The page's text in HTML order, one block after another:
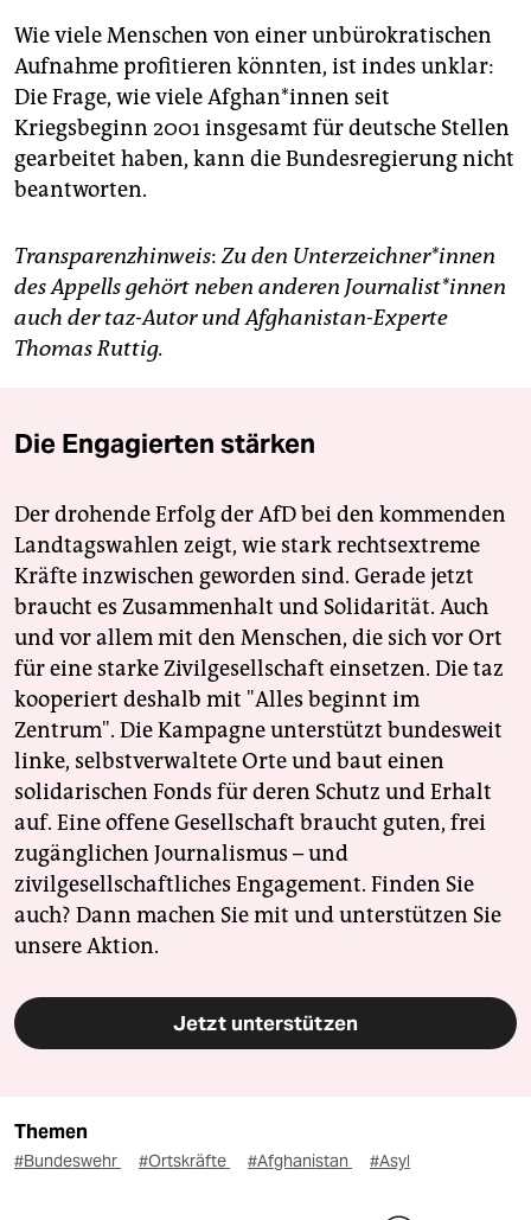
Wie viele Menschen von einer unbürokratischen
Aufnahme profitieren könnten, ist indes unklar:
Die Frage, wie viele Af­gha­n*in­nen seit
Kriegsbeginn 2001 insgesamt für deutsche Stellen
gearbeitet haben, kann die Bundesregierung nicht
beantworten.
Transparenzhinweis:Zu den Un­ter­zeich­ne­r*in­nen
des Appells gehört neben anderen Jour­na­lis­t*in­nen
auch der taz-Autor und Afghanistan-Experte
Thomas Ruttig.
Die Engagierten stärken
Der drohende Erfolg der AfD bei den kommenden
Landtagswahlen zeigt, wie stark rechtsextreme
Kräfte inzwischen geworden sind. Gerade jetzt
braucht es Zusammenhalt und Solidarität. Auch
und vor allem mit den Menschen, die sich vor Ort
für eine starke Zivilgesellschaft einsetzen. Die taz
kooperiert deshalb mit "Alles beginnt im
Zentrum". Die Kampagne unterstützt bundesweit
linke, selbstverwaltete Orte und baut einen
solidarischen Fonds für deren Schutz und Erhalt
auf. Eine offene Gesellschaft braucht guten, frei
zugänglichen Journalismus – und
zivilgesellschaftliches Engagement. Finden Sie
auch? Dann machen Sie mit und unterstützen Sie
unsere Aktion.
Jetzt unterstützen
Themen
#Bundeswehr #Ortskräfte #Afghanistan #Asyl